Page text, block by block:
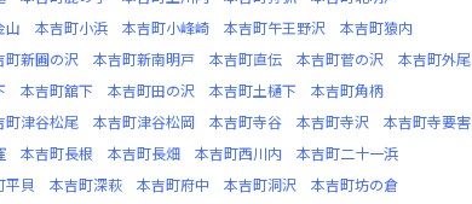
山 本吉町小浜 本吉町小峰崎 本吉町午王野沢
本吉町猿内
町新圃の沢 本吉町新南明戸 本吉町直伝 本吉町菅の沢
本吉町外尾
本吉町舘下 本吉町田の沢 本吉町土樋下
本吉町角柄
町津谷松尾 本吉町津谷松岡 本吉町寺谷 本吉町寺沢
本吉町寺要害
本吉町長根 本吉町長畑 本吉町西川内
本吉町二十一浜
平貝 本吉町深萩 本吉町府中 本吉町洞沢
本吉町坊の倉